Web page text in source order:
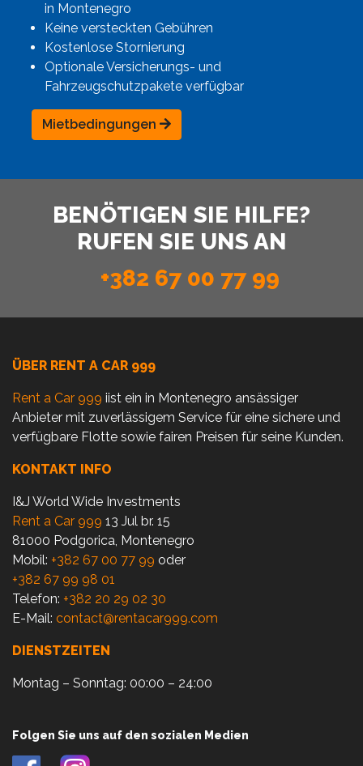
in Montenegro
Keine versteckten Gebühren
Kostenlose Stornierung
Optionale Versicherungs- und
Fahrzeugschutzpakete verfügbar
Mietbedingungen
BENÖTIGEN SIE HILFE?
RUFEN SIE UNS AN
+382 67 00 77 99
ÜBER RENT A CAR 999
Rent a Car 999 iist ein in Montenegro ansässiger
Anbieter mit zuverlässigem Service für eine sichere und
verfügbare Flotte sowie fairen Preisen für seine Kunden.
KONTAKT INFO
I&J World Wide Investments
Rent a Car 999 13 Jul br. 15
81000 Podgorica, Montenegro
Mobil: +382 67 00 77 99 oder
+382 67 99 98 01
Telefon: +382 20 29 02 30
E-Mail: contact@rentacar999.com
DIENSTZEITEN
Montag – Sonntag: 00:00 – 24:00
Folgen Sie uns auf den sozialen Medien